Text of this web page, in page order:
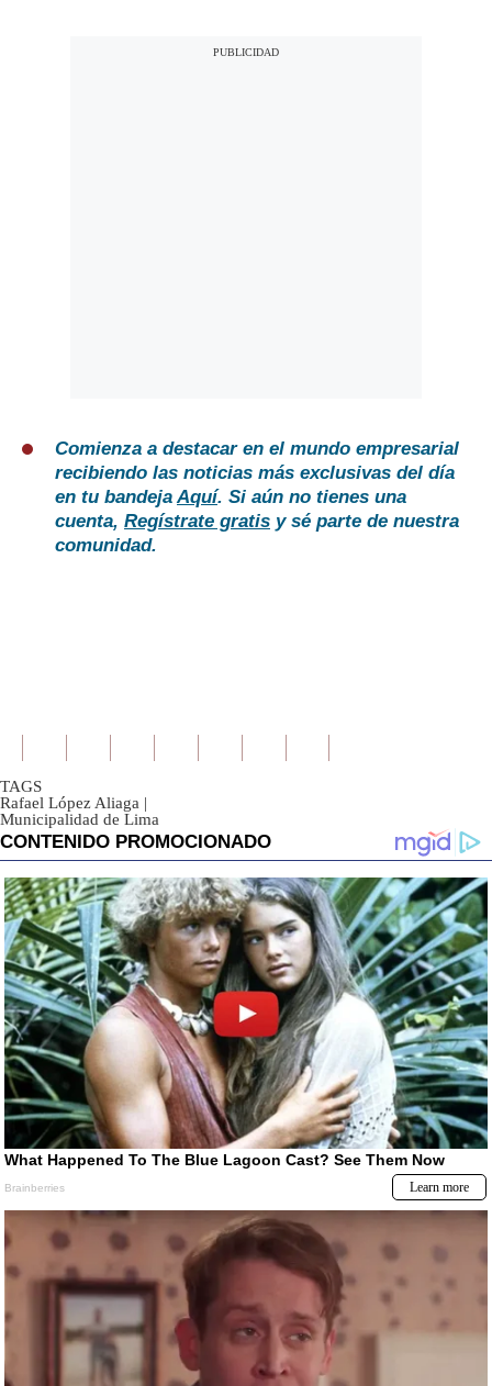
Comienza a destacar en el mundo empresarial
recibiendo las noticias más exclusivas del día
en tu bandejaAquí. Si aún no tienes una
cuenta, Regístrate gratis y sé parte de nuestra
comunidad.
TAGS
Rafael López Aliaga |
Municipalidad de Lima